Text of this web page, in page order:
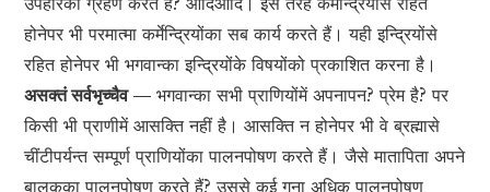
होनेपर भी परमात्मा कर्मेन्द्रियोंका सब कार्य करते हैं। यही इन्द्रियोंसे
रहित होनेपर भी भगवान्का इन्द्रियोंके विषयोंको प्रकाशित करना है।
असक्तं सर्वभृच्चैव —भगवान्का सभी प्राणियोंमें अपनापन? प्रेम है? पर
किसी भी प्राणीमें आसक्ति नहीं है। आसक्ति न होनेपर भी वे ब्रह्मासे
चींटीपर्यन्त सम्पूर्ण प्राणियोंका पालनपोषण करते हैं। जैसे मातापिता अपने
बालकका पालनपोषण करते हैं? उससे कई गुना अधिक पालनपोषण